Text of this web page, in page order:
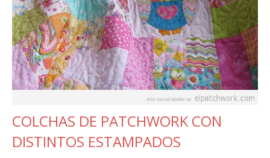
COLCHAS DE PATCHWORK CON
DISTINTOS ESTAMPADOS